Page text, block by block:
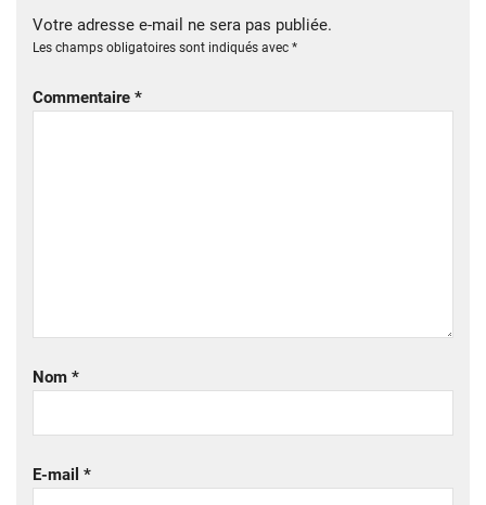
Votre adresse e-mail ne sera pas publiée.
Les champs obligatoires sont indiqués avec *
Commentaire *
Nom *
E-mail *